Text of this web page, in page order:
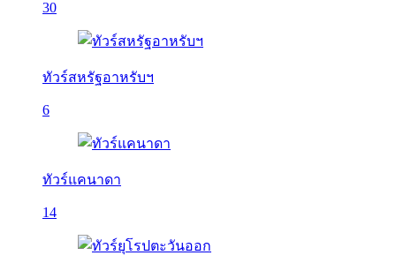
30
ทัวร์สหรัฐอาหรับฯ
6
ทัวร์แคนาดา
14